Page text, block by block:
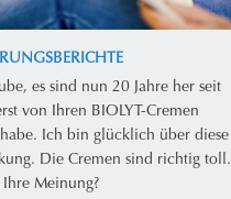
es sind nun 20 Jahre her seit
von Ihren BIOLYT-Cremen
Ich bin glücklich über diese
Die Cremen sind richtig toll.
Meinung?